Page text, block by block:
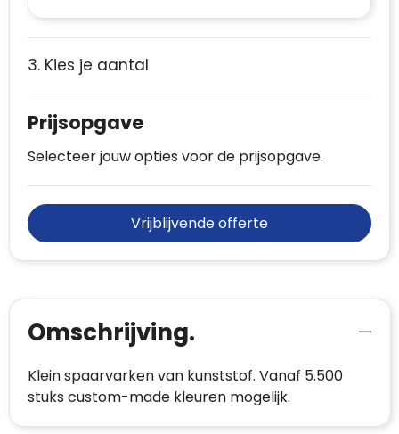
3. Kies je aantal
Prijsopgave
Selecteer jouw opties voor de prijsopgave.
Vrijblijvende offerte
Omschrijving.
Klein spaarvarken van kunststof. Vanaf 5.500
stuks custom-made kleuren mogelijk.